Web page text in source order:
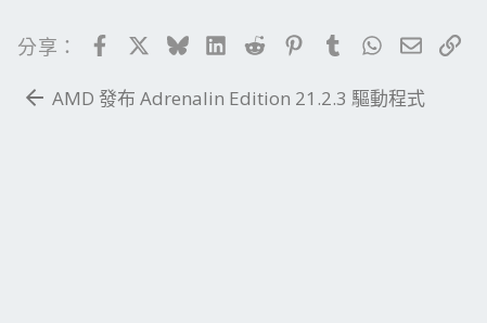
分享： FacebookBlueskyLinkedIn
RedditPinterestTumblrWhatsApp
電子郵件
連結
AMD 發布 Adrenalin Edition 21.2.3 驅動程式